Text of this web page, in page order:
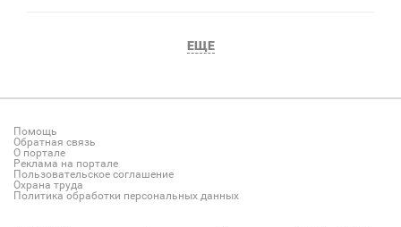
ЕЩЕ
Помощь
Обратная связь
О портале
Реклама на портале
Пользовательское соглашение
Охрана труда
Политика обработки персональных данных